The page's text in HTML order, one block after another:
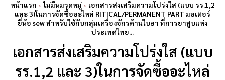
หน้าแรก ไม่มีหมวดหมู่
เอกสารส่งเสริมความโปร่งใส (แบบ รร.1,2
และ 3)ในการจัดซื้ออะไหล่ RITICAL/PERMANENT PART มอเตอร์
ยี่ห้อ sew สำหรับใช้กับกลุ่มเครื่องจักรด้านใบยา ที่การยาสูบแห่ง
ประเทศไทย...
เอกสารส่งเสริมความโปร่งใส (แบบ
รร.1,2 และ 3)ในการจัดซื้ออะไหล่